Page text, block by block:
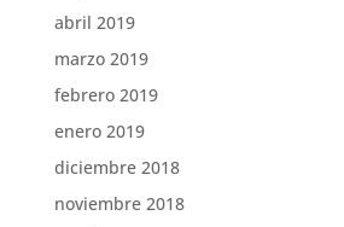
abril 2019
marzo 2019
febrero 2019
enero 2019
diciembre 2018
noviembre 2018